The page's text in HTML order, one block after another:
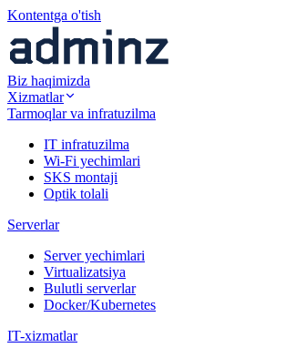
Kontentga o'tish
Biz haqimizda
Xizmatlar
Tarmoqlar va infratuzilma
IT infratuzilma
Wi-Fi yechimlari
SKS montaji
Optik tolali
Serverlar
Server yechimlari
Virtualizatsiya
Bulutli serverlar
Docker/Kubernetes
IT-xizmatlar